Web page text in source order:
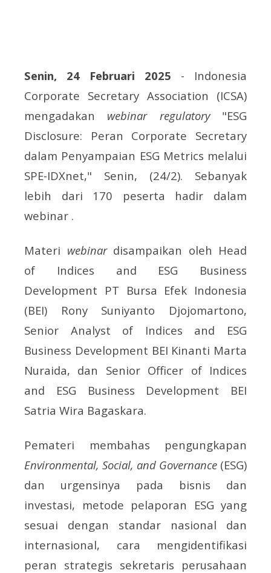
Senin, 24 Februari 2025 - Indonesia
Corporate Secretary Association (ICSA)
mengadakan webinar regulatory"ESG
Disclosure: Peran Corporate Secretary
dalam Penyampaian ESG Metrics melalui
SPE-IDXnet," Senin, (24/2). Sebanyak
lebih dari 170 peserta hadir dalam
webinar .
Materi webinar disampaikan oleh Head
of Indices and ESG Business
Development PT Bursa Efek Indonesia
(BEI) Rony Suniyanto Djojomartono,
Senior Analyst of Indices and ESG
Business Development BEI Kinanti Marta
Nuraida, dan Senior Officer of Indices
and ESG Business Development BEI
Satria Wira Bagaskara.
Pemateri membahas pengungkapan
Environmental, Social, and Governance (ESG)
dan urgensinya pada bisnis dan
investasi, metode pelaporan ESG yang
sesuai dengan standar nasional dan
internasional, cara mengidentifikasi
peran strategis sekretaris perusahaan